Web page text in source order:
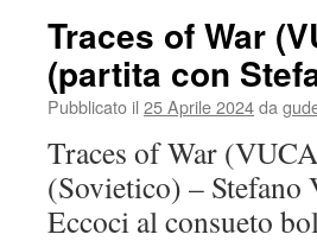
Traces of War
(partita con
Pubblicato il 25 Aprile 2024da
Traces of War
(Sovietico) –
Eccoci al consueto